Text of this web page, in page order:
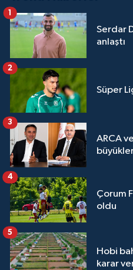
Serdar
anlaştı
1
Süper
2
ARCA
3
Çorum
oldu
4
Hobi
karar
5